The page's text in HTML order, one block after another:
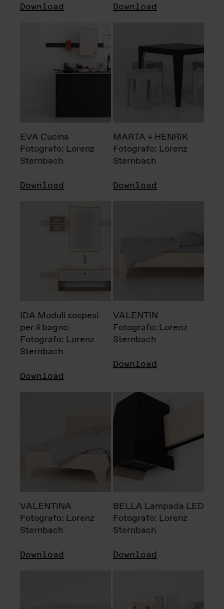
Download Download
EVA Cucina
Fotografo: Lorenz
Sternbach
Download
MARTA + HENRIK
Fotografo: Lorenz
Sternbach
Download
IDA Moduli sospesi
per il bagno
Fotografo: Lorenz
Sternbach
Download
VALENTIN
Fotografo: Lorenz
Sternbach
Download
VALENTINA
Fotografo: Lorenz
Sternbach
Download
BELLA Lampada LED
Fotografo: Lorenz
Sternbach
Download